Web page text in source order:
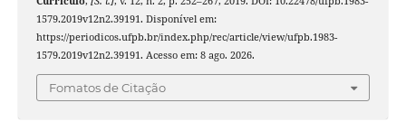
1579.2019v12n2.39191. Disponível em:
https://periodicos.ufpb.br/index.php/rec/article/view/ufpb.1983-
1579.2019v12n2.39191. Acesso em: 8 ago. 2026.
Fomatos de Citação